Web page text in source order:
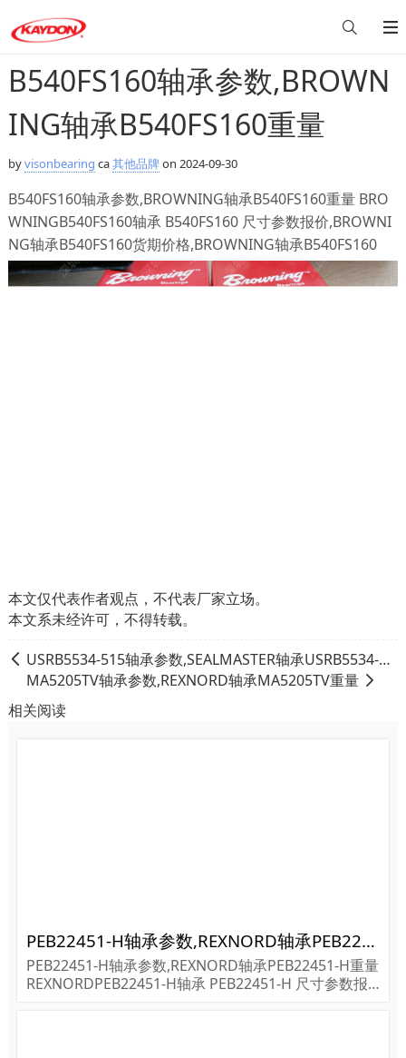
B540FS160轴承参数,BROWN
ING轴承B540FS160重量
byvisonbearing ca其他品牌 on 2024-09-30
B540FS160轴承参数,BROWNING轴承B540FS160重量 BRO
WNINGB540FS160轴承 B540FS160 尺寸参数报价,BROWNI
NG轴承B540FS160货期价格,BROWNING轴承B540FS160
本文仅代表作者观点，不代表厂家立场。
本文系未经许可，不得转载。
USRB5534-515轴承参数,SEALMASTER轴承USRB5534-515重量
MA5205TV轴承参数,REXNORD轴承MA5205TV重量
相关阅读
PEB22451-H轴承参数,REXNORD轴承PEB22451-H重量
PEB22451-H轴承参数,REXNORD轴承PEB22451-H重量
REXNORDPEB22451-H轴承 PEB22451-H 尺寸参数报